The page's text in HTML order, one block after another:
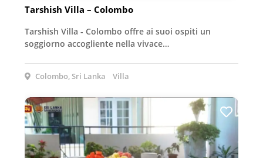
Tarshish Villa – Colombo
Tarshish Villa - Colombo offre ai suoi ospiti un
soggiorno accogliente nella vivace…
Colombo, Sri Lanka Villa